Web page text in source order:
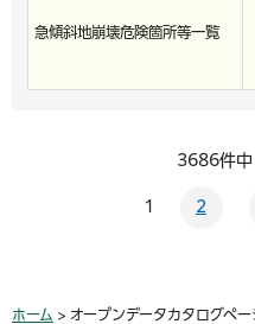
急傾斜地崩壊危険箇所等一覧
3686件
1 2
ホーム > オープンデータカタログペ